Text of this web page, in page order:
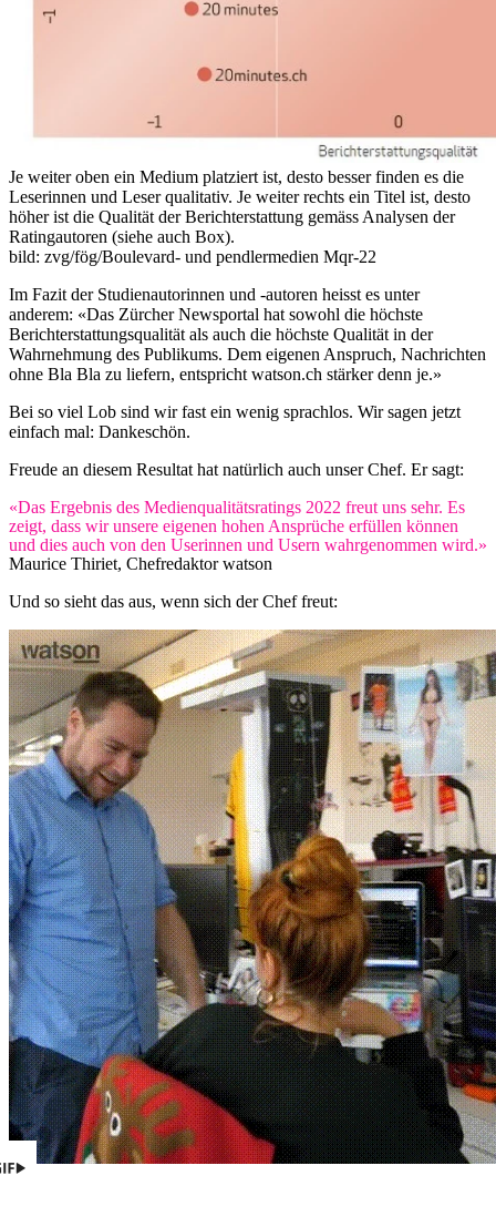
Je weiter oben ein Medium platziert ist, desto besser finden es die
Leserinnen und Leser qualitativ. Je weiter rechts ein Titel ist, desto
höher ist die Qualität der Berichterstattung gemäss Analysen der
Ratingautoren (siehe auch Box).
bild: zvg/fög/Boulevard- und pendlermedien Mqr-22
Im Fazit der Studienautorinnen und -autoren heisst es unter
anderem: «Das Zürcher Newsportal hat sowohl die höchste
Berichterstattungsqualität als auch die höchste Qualität in der
Wahrnehmung des Publikums. Dem eigenen Anspruch, Nachrichten
ohne Bla Bla zu liefern, entspricht watson.ch stärker denn je.»
Bei so viel Lob sind wir fast ein wenig sprachlos. Wir sagen jetzt
einfach mal: Dankeschön.
Freude an diesem Resultat hat natürlich auch unser Chef. Er sagt:
«Das Ergebnis des Medienqualitätsratings 2022 freut uns sehr. Es
zeigt, dass wir unsere eigenen hohen Ansprüche erfüllen können
und dies auch von den Userinnen und Usern wahrgenommen wird.»
Maurice Thiriet, Chefredaktor watson
Und so sieht das aus, wenn sich der Chef freut: